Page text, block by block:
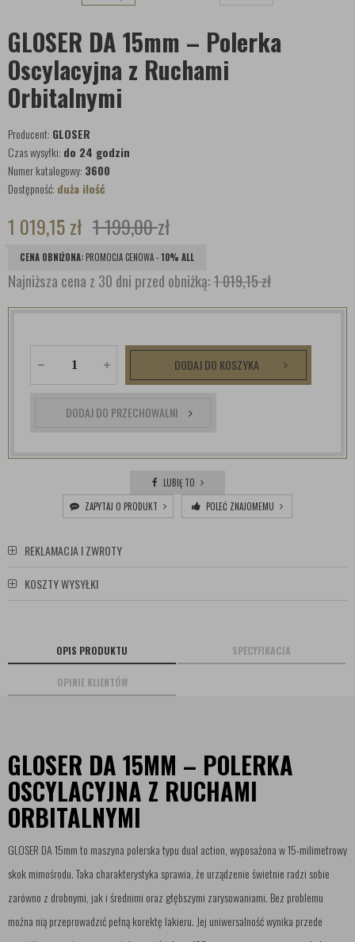
GLOSER DA 15mm – Polerka
Oscylacyjna z Ruchami
Orbitalnymi
Producent: GLOSER
Czas wysyłki: do 24 godzin
Numer katalogowy: 3600
Dostępność: duża ilość
1 019,15zł 1 199,00zł
CENA OBNIŻONA: PROMOCJA CENOWA -10% ALL
Najniższa cena z 30 dni przed obniżką:1 019,15 zł
DODAJ DO KOSZYKA
DODAJ DO PRZECHOWALNI
LUBIĘ TO
ZAPYTAJ O PRODUKT
POLEĆ ZNAJOMEMU
REKLAMACJA I ZWROTY
KOSZTY WYSYŁKI
OPIS PRODUKTU SPECYFIKACJA
OPINIE KLIENTÓW
GLOSER DA 15MM – POLERKA
OSCYLACYJNA Z RUCHAMI
ORBITALNYMI
GLOSER DA 15mm to maszyna polerska typu dual action, wyposażona w 15-milimetrowy
skok mimośrodu. Taka charakterystyka sprawia, że urządzenie świetnie radzi sobie
zarówno z drobnymi, jak i średnimi oraz głębszymi zarysowaniami. Bez problemu
można nią przeprowadzić pełną korektę lakieru. Jej uniwersalność wynika przede